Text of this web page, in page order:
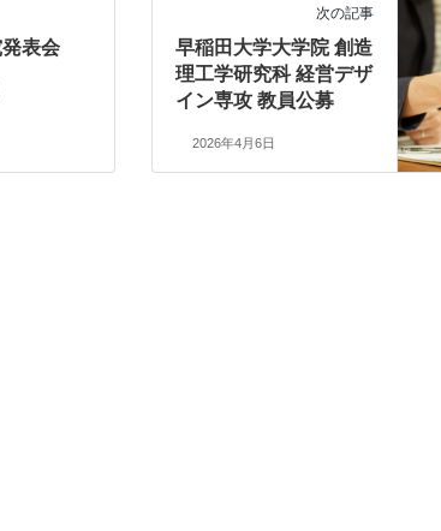
表会
次の記事
早稲田大学大学院 創造
理工学研究科 経営デザ
イン専攻 教員公募
2026年4月6日